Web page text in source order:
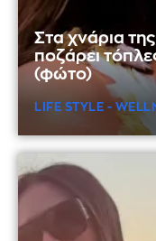
Στα χνάρια
ποζάρει
(φώτο)
LIFE STYLE -